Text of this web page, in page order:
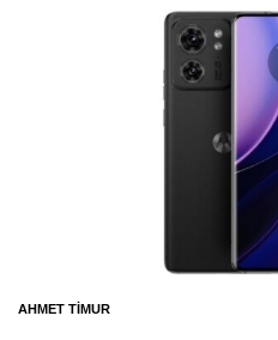
AHMET TIMUR